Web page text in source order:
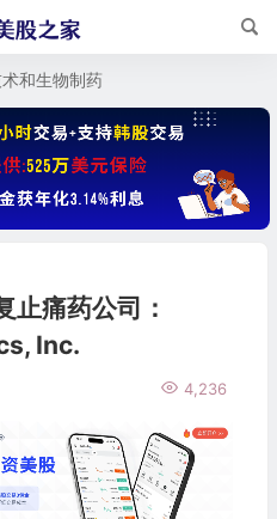
和生物制药
止痛药公司：
Inc.
4,236